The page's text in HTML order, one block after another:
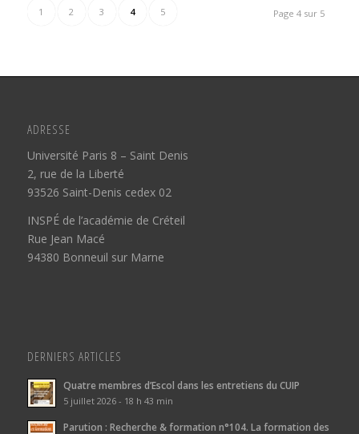
Page 4 sur 5
1 2 3 4 5
ADRESSE
Université Paris 8 – Saint Denis
2, rue de la Liberté
93526 Saint-Denis cedex 02
INSPÉ de l’académie de Créteil
Rue Jean Macé
94380 Bonneuil sur Marne
DERNIERS ARTICLES
Quatre membres d’Escol dans les entretiens du CUIP
5 juillet 2026 - 18 h 43 min
Parution : Recherche & formation n°104. La formation des